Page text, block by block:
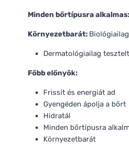
Minden bőrtípusra alkalmas:
Környezetbarát:
Dermatológiailag
Főbb előnyök:
Frissít és energiát ad
Gyengéden ápolja a bőrt
Hidratál
Minden bőrtípusra
Környezetbarát